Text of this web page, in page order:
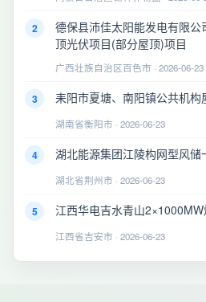
2
德保县沛佳太阳能发电有限
顶光伏项目(部分屋顶)项目
广西壮族自治区百色市 · 2026-06-23
3 耒阳市夏塘、南阳镇公共机构
湖南省衡阳市 · 2026-06-23
4 湖北能源集团江陵构网型风储
湖北省荆州市 · 2026-06-23
5 江西华电吉水青山2×1000MW
江西省吉安市 · 2026-06-23